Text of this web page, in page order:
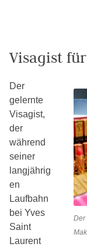
Visagist
Der
Der
gelernte
Visagist,
der
während
seiner
langjährig
en
Laufbahn
bei Yves
Saint
Laurent